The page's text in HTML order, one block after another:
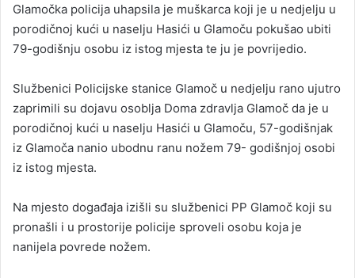
Glamočka policija uhapsila je muškarca koji je u nedjelju u
porodičnoj kući u naselju Hasići u Glamoču pokušao ubiti
79-godišnju osobu iz istog mjesta te ju je povrijedio.
Službenici Policijske stanice Glamoč u nedjelju rano ujutro
zaprimili su dojavu osoblja Doma zdravlja Glamoč da je u
porodičnoj kući u naselju Hasići u Glamoču, 57-godišnjak
iz Glamoča nanio ubodnu ranu nožem 79- godišnjoj osobi
iz istog mjesta.
Na mjesto događaja izišli su službenici PP Glamoč koji su
pronašli i u prostorije policije sproveli osobu koja je
nanijela povrede nožem.